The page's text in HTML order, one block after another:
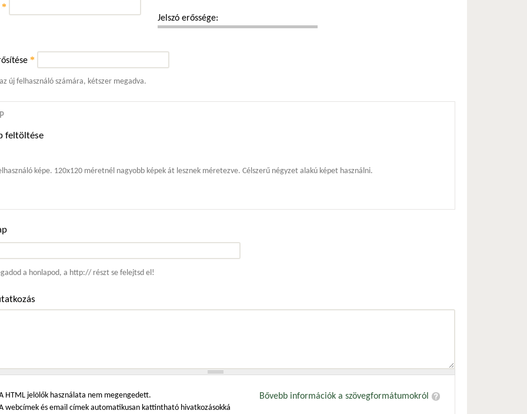
Jelszó erőssége:
*
*
az új felhasználó számára, kétszer megadva.
feltöltése
képe. 120x120 méretnél nagyobb képek át lesznek méretezve. Célszerű négyzet alakú képet használni.
a honlapod, a http:// részt se felejtsd el!
Bővebb információk a szövegformátumokról
HTML jelölők használata nem megengedett.
webcímek és email címek automatikusan kattintható hivatkozásokká